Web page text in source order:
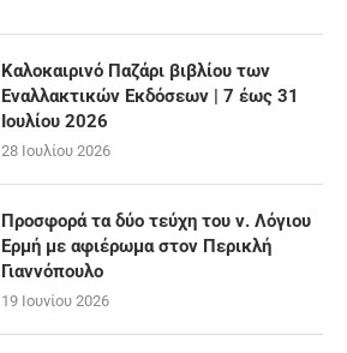
Καλοκαιρινό Παζάρι βιβλίου των
Εναλλακτικών Εκδόσεων | 7 έως 31
Ιουλίου 2026
28 Ιουλίου 2026
Προσφορά τα δύο τεύχη του ν. Λόγιου
Ερμή με αφιέρωμα στον Περικλή
Γιαννόπουλο
19 Ιουνίου 2026